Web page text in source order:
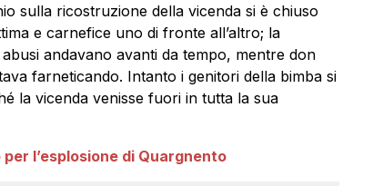
sulla ricostruzione della vicenda si è chiuso
e carnefice uno di fronte all’altro; la
andavano avanti da tempo, mentre don
farneticando. Intanto i genitori della bimba si
la vicenda venisse fuori in tutta la sua
l’esplosione di Quargnento